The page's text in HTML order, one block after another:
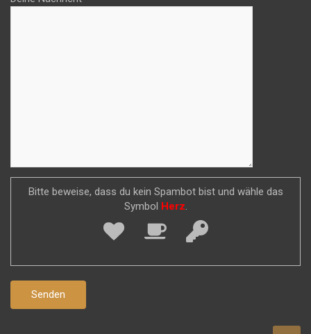
Bitte beweise, dass du kein Spambot bist und wähle das
Symbol Herz.